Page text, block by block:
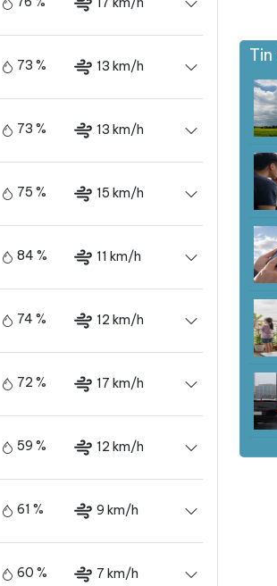
73 % 13 km/h
73 % 13 km/h
75 % 15 km/h
84 % 11 km/h
74 % 12 km/h
72 % 17 km/h
59 % 12 km/h
61 % 9 km/h
60 % 7 km/h